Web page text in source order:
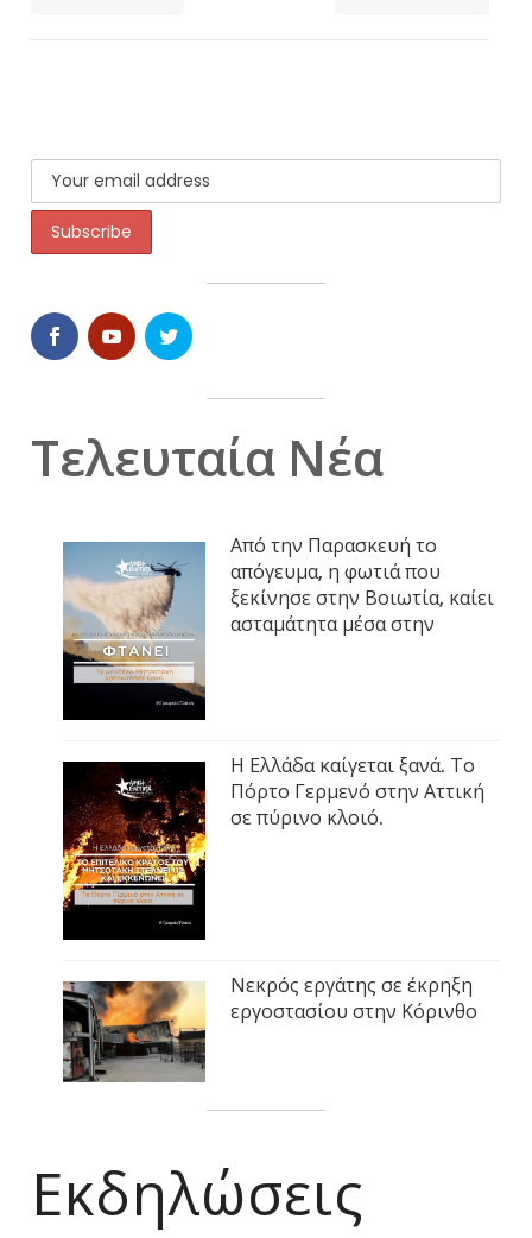
Τελευταία Νέα
Από την Παρασκευή το
απόγευμα, η φωτιά που
ξεκίνησε στην Βοιωτία, καίει
ασταμάτητα μέσα στην
Η Ελλάδα καίγεται ξανά. Το
Πόρτο Γερμενό στην Αττική
σε πύρινο κλοιό.
Νεκρός εργάτης σε έκρηξη
εργοστασίου στην Κόρινθο
Εκδηλώσεις